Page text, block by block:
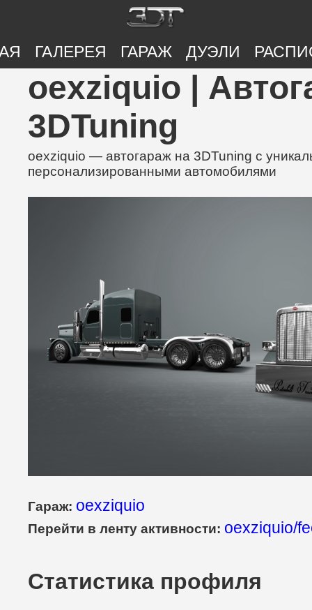
ГАЛЕРЕЯ ГАРАЖ ДУЭЛИ
oexziquio |
3DTuning
oexziquio — автогараж на 3DTuning с
персонализированными автомобилями
Гараж: oexziquio
Перейти в ленту активности: oexziquio/
Статистика профиля